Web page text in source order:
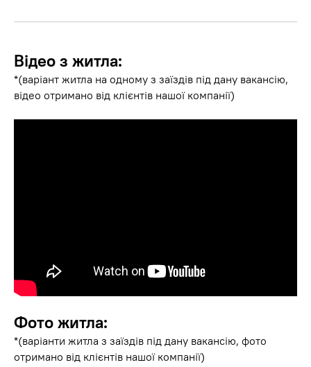
Відео з житла:
*(варіант житла на одному з заїздів під дану вакансію,
відео отримано від клієнтів нашої компанії)
Фото житла:
*(варіанти житла з заїздів під дану вакансію, фото
отримано від клієнтів нашої компанії)